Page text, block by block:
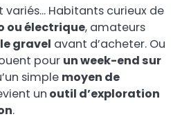
variés… Habitants curieux de
ou électrique, amateurs
gravel avant d’acheter. Ou
pour un week-end sur
simple moyen de
un outil d’exploration
.